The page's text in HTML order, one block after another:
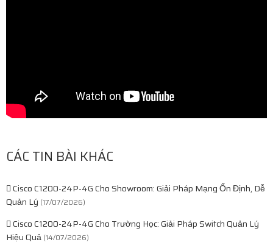
CÁC TIN BÀI KHÁC
Cisco C1200-24P-4G Cho Showroom: Giải Pháp Mạng Ổn Định, Dễ
Quản Lý (17/07/2026)
Cisco C1200-24P-4G Cho Trường Học: Giải Pháp Switch Quản Lý
Hiệu Quả (14/07/2026)